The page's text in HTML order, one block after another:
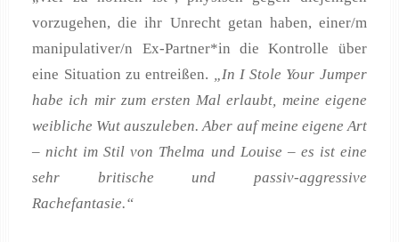
vorzugehen, die ihr Unrecht getan haben, einer/m
manipulativer/n Ex-Partner*in die Kontrolle über
eine Situation zu entreißen. „In I Stole Your Jumper
habe ich mir zum ersten Mal erlaubt, meine eigene
weibliche Wut auszuleben. Aber auf meine eigene Art
– nicht im Stil von Thelma und Louise – es ist eine
sehr britische und passiv-aggressive
Rachefantasie.“